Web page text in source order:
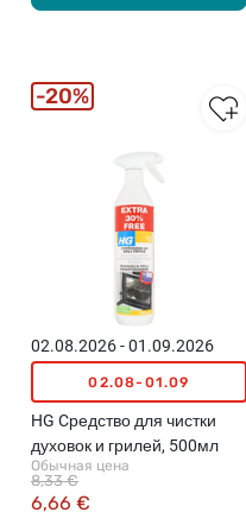
02.08.2026 - 01.09.2026
02.08-01.09
HG Cредство для чистки
духовок и грилей, 500мл
Обычная цена
6,66 €
8,33 €
20%